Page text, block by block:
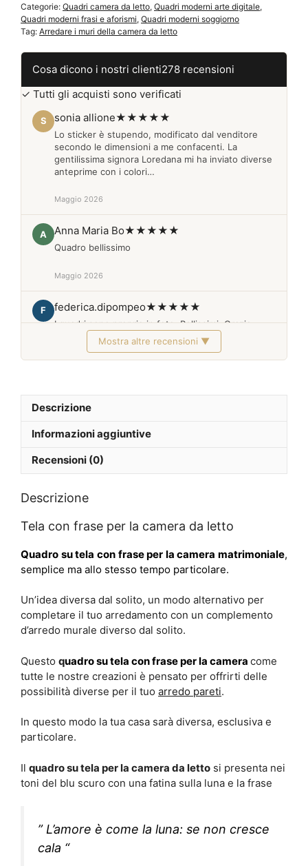
unico
e
Q714
quantità
Categorie: Quadri camera da letto, Quadri moderni arte digitale,
Quadri moderni frasi e aforismi, Quadri moderni soggiorno
Tag: Arredare i muri della camera da letto
Cosa dicono i nostri clienti278 recensioni
✓ Tutti gli acquisti sono verificati
S sonia allione★★★★★
Lo sticker è stupendo, modificato dal venditore
secondo le dimensioni a me confacenti. La
gentilissima signora Loredana mi ha inviato diverse
anteprime con i colori…
Maggio 2026
A Anna Maria Bo★★★★★
Quadro bellissimo
Maggio 2026
F federica.dipompeo★★★★★
I quadri sono proprio in foto. Bellissimi. Grazie
Febbraio 2026
Mostra altre recensioni ▼
Descrizione
Informazioni aggiuntive
Recensioni (0)
Descrizione
Tela con frase per la camera da letto
Quadro su tela con frase per la camera matrimoniale,
semplice ma allo stesso tempo particolare.
Un’idea diversa dal solito, un modo alternativo per
completare il tuo arredamento con un complemento
d’arredo murale diverso dal solito.
Questo quadro su tela con frase per la camera come
tutte le nostre creazioni è pensato per offrirti delle
possibilità diverse per il tuo arredo pareti.
In questo modo la tua casa sarà diversa, esclusiva e
particolare.
Il quadro su tela per la camera da letto si presenta nei
toni del blu scuro con una fatina sulla luna e la frase
” L’amore è come la luna: se non cresce
cala “